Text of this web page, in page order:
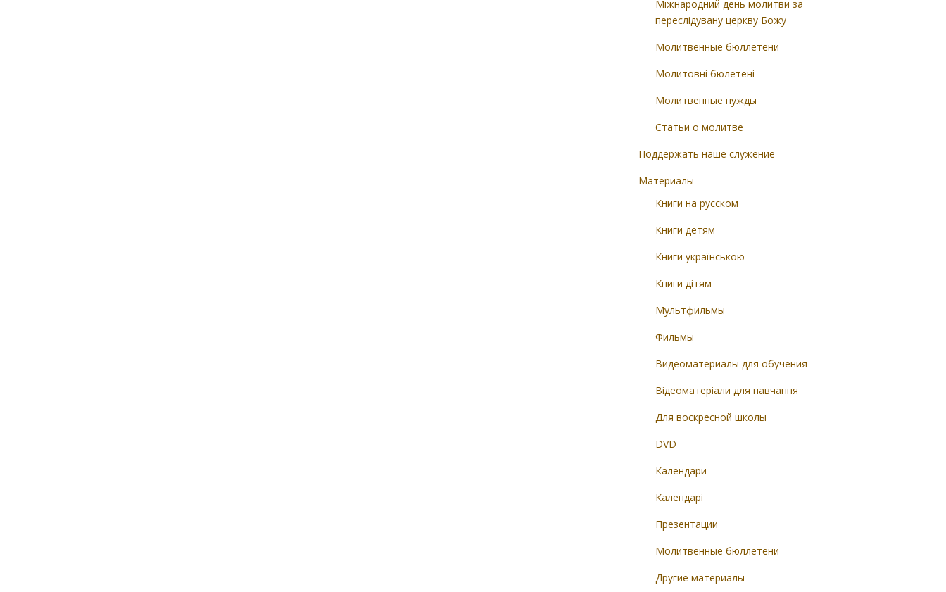
Міжнародний день молитви за
переслідувану церкву Божу
Молитвенные бюллетени
Молитовні бюлетені
Молитвенные нужды
Статьи о молитве
Поддержать наше служение
Материалы
Книги на русском
Книги детям
Книги українською
Книги дітям
Мультфильмы
Фильмы
Видеоматериалы для обучения
Відеоматеріали для навчання
Для воскресной школы
DVD
Календари
Календарі
Презентации
Молитвенные бюллетени
Другие материалы